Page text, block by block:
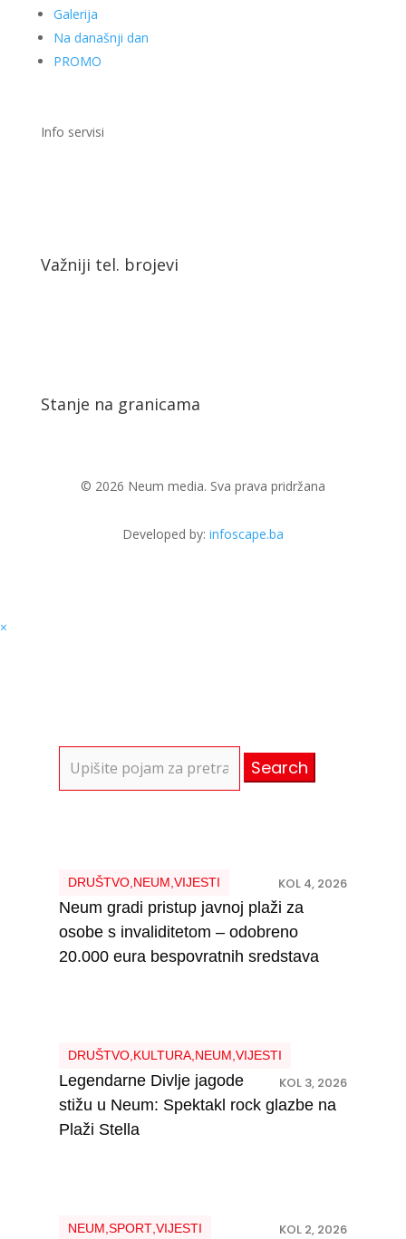
Galerija
Na današnji dan
PROMO
Info servisi
Važniji tel. brojevi
Stanje na granicama
© 2026 Neum media. Sva prava pridržana
Developed by: infoscape.ba
×
for:
DRUŠTVO, NEUM VIJESTI KOL 4, 2026
Neum gradi pristup javnoj plaži za
osobe s invaliditetom – odobreno
20.000 eura bespovratnih sredstava
DRUŠTVO, KULTURA, NEUM VIJESTI
KOL 3, 2026
Legendarne Divlje jagode
stižu u Neum: Spektakl rock glazbe na
Plaži Stella
NEUM SPORT, VIJESTI KOL 2, 2026